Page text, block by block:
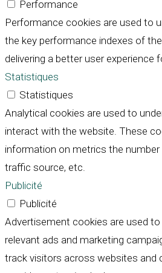
Performance
Performance cookies are used to
the key performance indexes of
delivering a better user experience
Statistiques
Statistiques
Analytical cookies are used to
interact with the website. These
information on metrics the
traffic source, etc.
Publicité
Publicité
Advertisement cookies are used
relevant ads and marketing
track visitors across websites and